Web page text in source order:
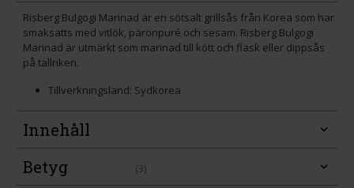
Risberg Bulgogi Marinad är en sötsalt grillsås från Korea som har
smaksatts med vitlök, päronpuré och sesam. Risberg Bulgogi
Marinad är utmärkt som marinad till kött och fläsk eller dippsås
på tallriken.
Tillverkningsland: Sydkorea
Innehåll
Betyg
(3)